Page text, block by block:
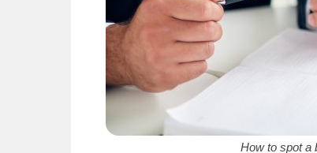
How to spot a